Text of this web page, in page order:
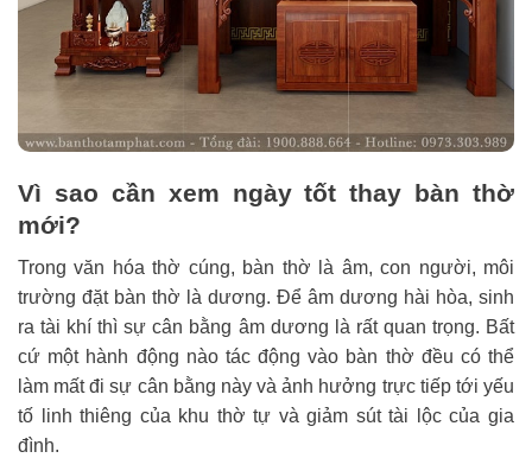
Vì sao cần xem ngày tốt thay bàn thờ
mới?
Trong văn hóa thờ cúng, bàn thờ là âm, con người, môi
trường đặt bàn thờ là dương. Để âm dương hài hòa, sinh
ra tài khí thì sự cân bằng âm dương là rất quan trọng. Bất
cứ một hành động nào tác động vào bàn thờ đều có thể
làm mất đi sự cân bằng này và ảnh hưởng trực tiếp tới yếu
tố linh thiêng của khu thờ tự và giảm sút tài lộc của gia
đình.